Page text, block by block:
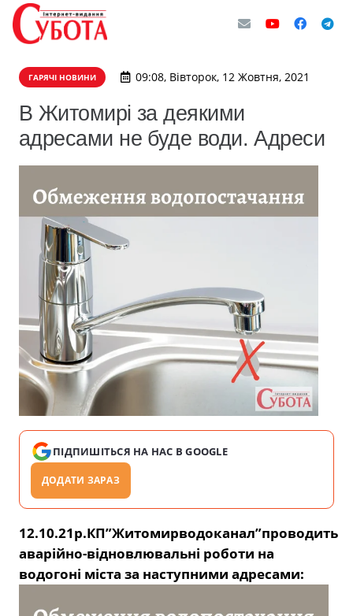
ГАРЯЧІ НОВИНИ 09:08, Вівторок, 12 Жовтня, 2021
В Житомирі за деякими
адресами не буде води. Адреси
ПІДПИШІТЬСЯ НА НАС В GOOGLE
ДОДАТИ ЗАРАЗ
12.10.21р.КП”Житомирводоканал”проводить
аварійно-відновлювальні роботи на
водогоні міста за наступними адресами: